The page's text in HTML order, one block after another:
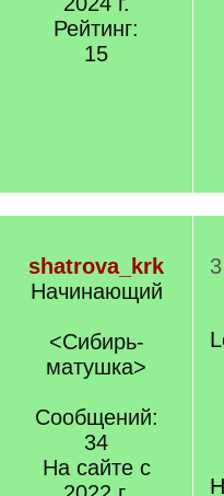
Рейтинг:
15
shatrova_krk
Начинающий
<Сибирь-
матушка>
Сообщений:
34
На сайте с